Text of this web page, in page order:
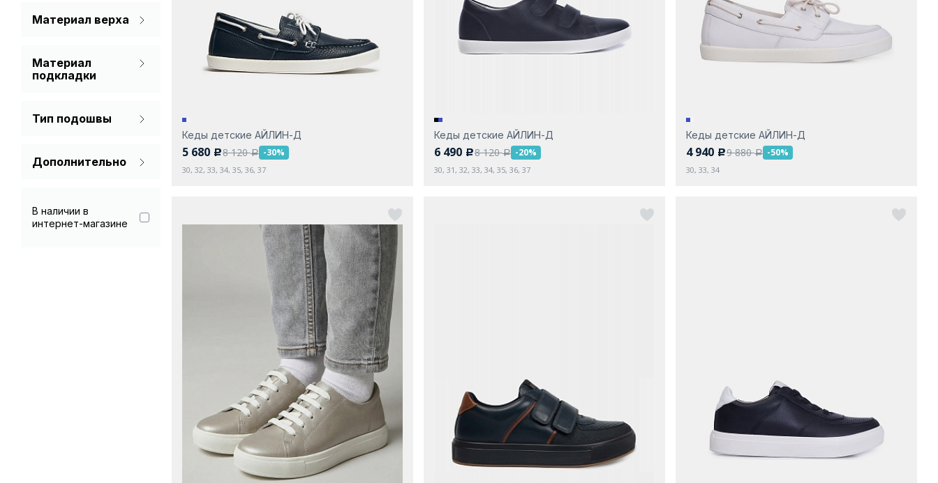
Материал верха
Натуральная кожа
Материал
подкладки
Натуральная кожа
Тип подошвы
Дополнительно
В наличии в
интернет-магазине
Кеды детские АЙЛИН-Д
5 680 c8 120a -30%
30, 32, 33, 34, 35, 36, 37
Кеды детские АЙЛИН-Д
6 490 c8 120a -20%
30, 31, 32, 33, 34, 35, 36, 37
Кеды детские АЙЛИН-Д
4 940 c9 880a -50%
30, 33, 34